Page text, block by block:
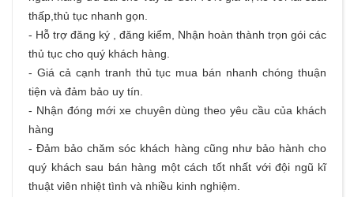
thấp,thủ tục nhanh gọn.
- Hỗ trợ đăng ký , đăng kiểm, Nhận hoàn thành trọn gói các
thủ tục cho quý khách hàng.
- Giá cả cạnh tranh thủ tục mua bán nhanh chóng thuận
tiện và đảm bảo uy tín.
- Nhận đóng mới xe chuyên dùng theo yêu cầu của khách
hàng
- Đảm bảo chăm sóc khách hàng cũng như bảo hành cho
quý khách sau bán hàng một cách tốt nhất với đội ngũ kĩ
thuật viên nhiệt tình và nhiều kinh nghiệm.